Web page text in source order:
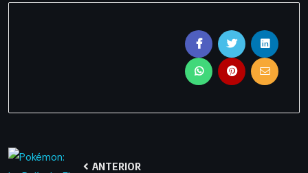
ANTERIOR